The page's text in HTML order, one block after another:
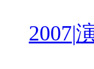
2007|